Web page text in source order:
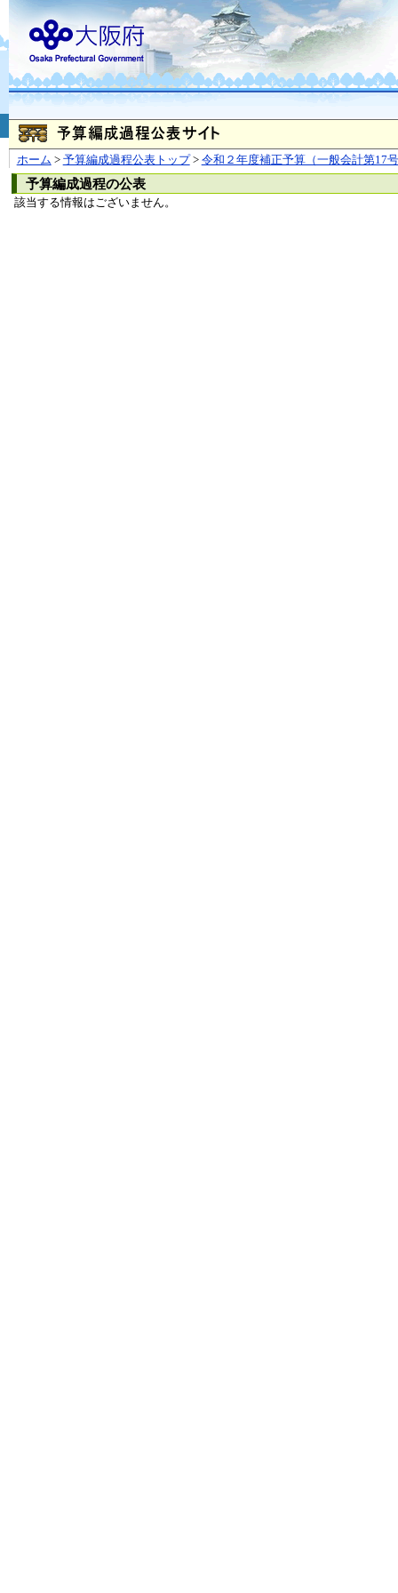
ホーム > 予算編成過程公表トップ> 令和２年度補正予算（一般会計第17
予算編成過程の公表
該当する情報はございません。
お問合せ
大阪府
（法人番号 4000020270008）
本庁 〒540-8570
大阪市
〒559-8555